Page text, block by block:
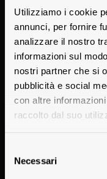
Utilizziamo i cookie
annunci, per fornire
analizzare il nostro
informazioni sul
nostri partner che si
pubblicità e social
con altre
raccolto dal suo
delNecessari